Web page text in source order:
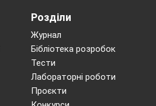
Розділи
Журнал
Бібліотека розробок
Тести
Лабораторні роботи
Проєкти